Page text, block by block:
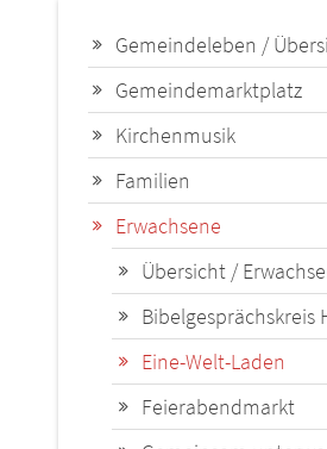
Gemeindeleben /
Gemeindemarktplatz
Kirchenmusik
Familien
Erwachsene
Übersicht /
Bibelgesprächskreis
Eine-Welt-Laden
Feierabendmarkt